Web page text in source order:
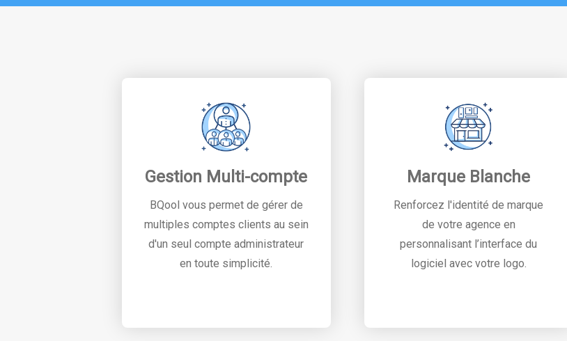
Gestion Multi-compte
BQool vous permet de gérer de
multiples comptes clients au sein
d'un seul compte administrateur
en toute simplicité.
Marque Blanche
Renforcez l'identité de marque
de votre agence en
personnalisant l’interface du
logiciel avec votre logo.